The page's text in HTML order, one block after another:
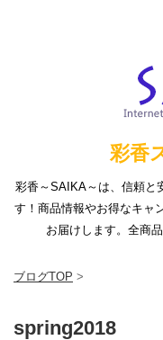
彩香
彩香～SAIKA～は、信頼と
す！商品情報やお得なキャ
お届けします。全商
ブログTOP >
spring2018